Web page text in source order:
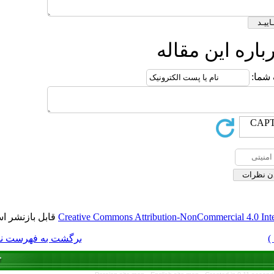
Creative Commonsقابل بازنشر است.